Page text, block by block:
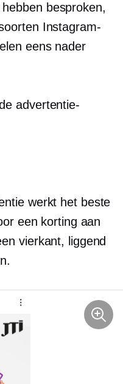
besproken,
Instagram-
eens nader
advertentie-
werkt het beste
een korting aan
vierkant, liggend